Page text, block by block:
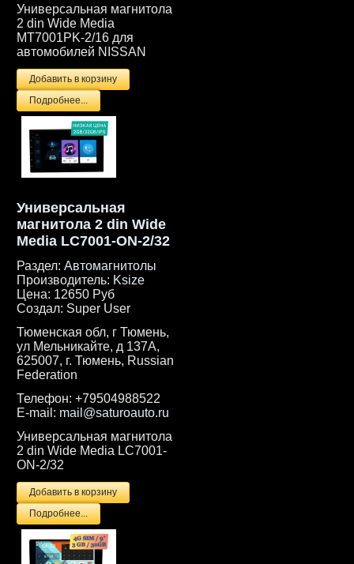
Универсальная магнитола
2 din Wide Media
MT7001PK-2/16 для
автомобилей NISSAN
Подробнее...
Универсальная
магнитола 2 din Wide
Media LC7001-ON-2/32
Раздел:Автомагнитолы
Производитель: Ksize
Цена: 12650 Руб
Создал: Super User
Тюменская обл, г Тюмень,
ул Мельникайте, д 137А,
625007, г. Тюмень, Russian
Federation
Телефон:+79504988522
E-mail: mail@saturoauto.ru
Универсальная магнитола
2 din Wide Media LC7001-
ON-2/32
Подробнее...